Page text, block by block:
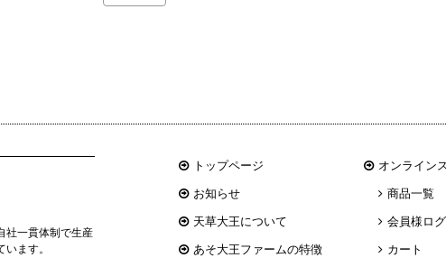
社一貫体制で生産
ます。
トップページ
お知らせ
天草大王について
あそ大王ファームの特徴
オンライン
商品一覧
会員様ロ
カート